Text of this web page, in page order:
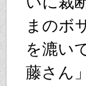
まのボ
を漉い
藤さん